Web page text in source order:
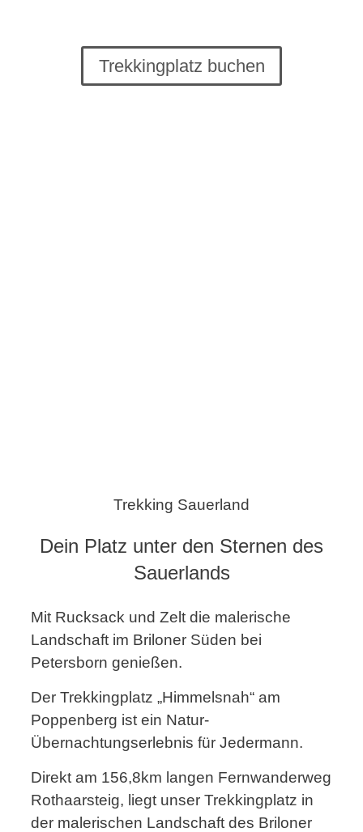
Trekkingplatz buchen
Trekking Sauerland
Dein Platz unter den Sternen des
Sauerlands
Mit Rucksack und Zelt die malerische
Landschaft im Briloner Süden bei
Petersborn genießen.
Der Trekkingplatz „Himmelsnah“ am
Poppenberg ist ein Natur-
Übernachtungserlebnis für Jedermann.
Direkt am 156,8km langen Fernwanderweg
Rothaarsteig, liegt unser Trekkingplatz in
der malerischen Landschaft des Briloner